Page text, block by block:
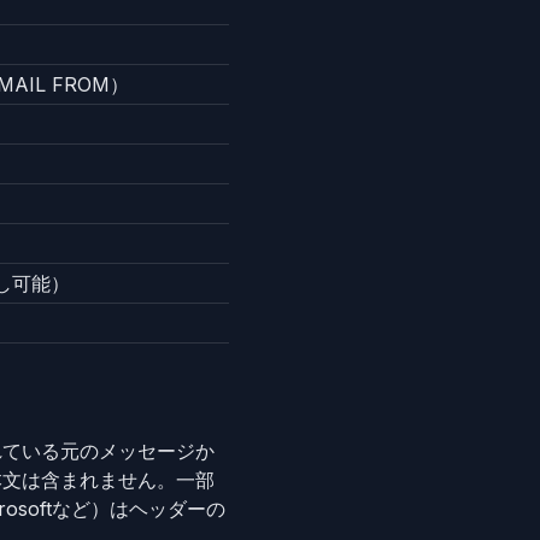
FROM）
能）
いる元のメッセージか
は含まれません。一部
など）はヘッダーの